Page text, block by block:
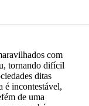
com
tornando difícil
ditas
é incontestável,
de uma